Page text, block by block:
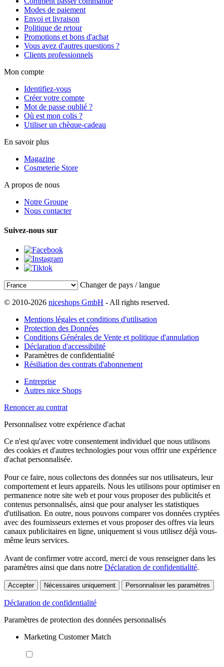
Modes de paiement
Envoi et livraison
Politique de retour
Promotions et bons d'achat
Vous avez d'autres questions ?
Clients professionnels
Mon compte
Identifiez-vous
Créer votre compte
Mot de passe oublié ?
Où est mon colis ?
Utiliser un chèque-cadeau
En savoir plus
Magazine
Cosmeterie Store
A propos de nous
Notre Groupe
Nous contacter
Suivez-nous sur
Changer de pays / langue
© 2010-2026 niceshops GmbH - All rights reserved.
Mentions légales et conditions d'utilisation
Protection des Données
Conditions Générales de Vente et politique d'annulation
Déclaration d'accessibilité
Paramètres de confidentialité
Résiliation des contrats d'abonnement
Entreprise
Autres nice Shops
Renoncer au contrat
Personnalisez votre expérience d'achat
Ce n'est qu'avec votre consentement individuel que nous utilisons
des cookies et d'autres technologies pour vous offrir une expérience
d'achat personnalisée.
Pour ce faire, nous collectons des données sur nos utilisateurs, leur
comportement et leurs appareils. Nous les utilisons pour optimiser en
permanence notre site web et pour vous proposer des publicités et
contenus personnalisés, ainsi que pour analyser les statistiques
d'utilisation. En outre, nous pouvons comparer vos données cryptées
avec des fournisseurs externes et vous proposer des offres via leurs
canaux publicitaires en ligne, uniquement si vous utilisez déjà vous-
même leurs services.
Avant de confirmer votre accord, merci de vous renseigner dans les
paramètres ainsi que dans notre Déclaration de confidentialité.
Accepter Nécessaires uniquement Personnaliser les paramètres
Déclaration de confidentialité
Paramètres de protection des données personnalisés
Marketing Customer Match